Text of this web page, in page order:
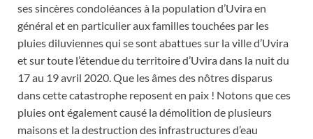
ses sincères condoléances à la population d’Uvira en
général et en particulier aux familles touchées par les
pluies diluviennes qui se sont abattues sur la ville d’Uvira
et sur toute l’étendue du territoire d’Uvira dans la nuit du
17 au 19 avril 2020. Que les âmes des nôtres disparus
dans cette catastrophe reposent en paix ! Notons que ces
pluies ont également causé la démolition de plusieurs
maisons et la destruction des infrastructures d’eau